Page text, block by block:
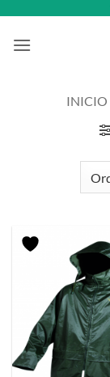
contenido
INICIO